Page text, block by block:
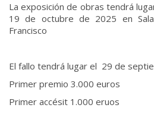
La exposición de obras tendrá
19 de octubre de 2025 en
Francisco
El fallo tendrá lugar el 29 de
Primer premio 3.000 euros
Primer accésit 1.000 eruos